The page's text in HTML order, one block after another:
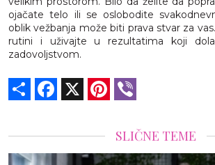
ojačate telo ili se oslobodite
oblik vežbanja može biti prava stvar za
rutini i uživajte u rezultatima koji
zadovoljstvom.
Share Facebook Pinterest
SLIČNE TEME